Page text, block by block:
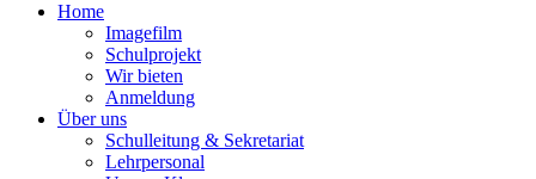
Home
Imagefilm
Schulprojekt
Wir bieten
Anmeldung
Über uns
Schulleitung & Sekretariat
Lehrpersonal